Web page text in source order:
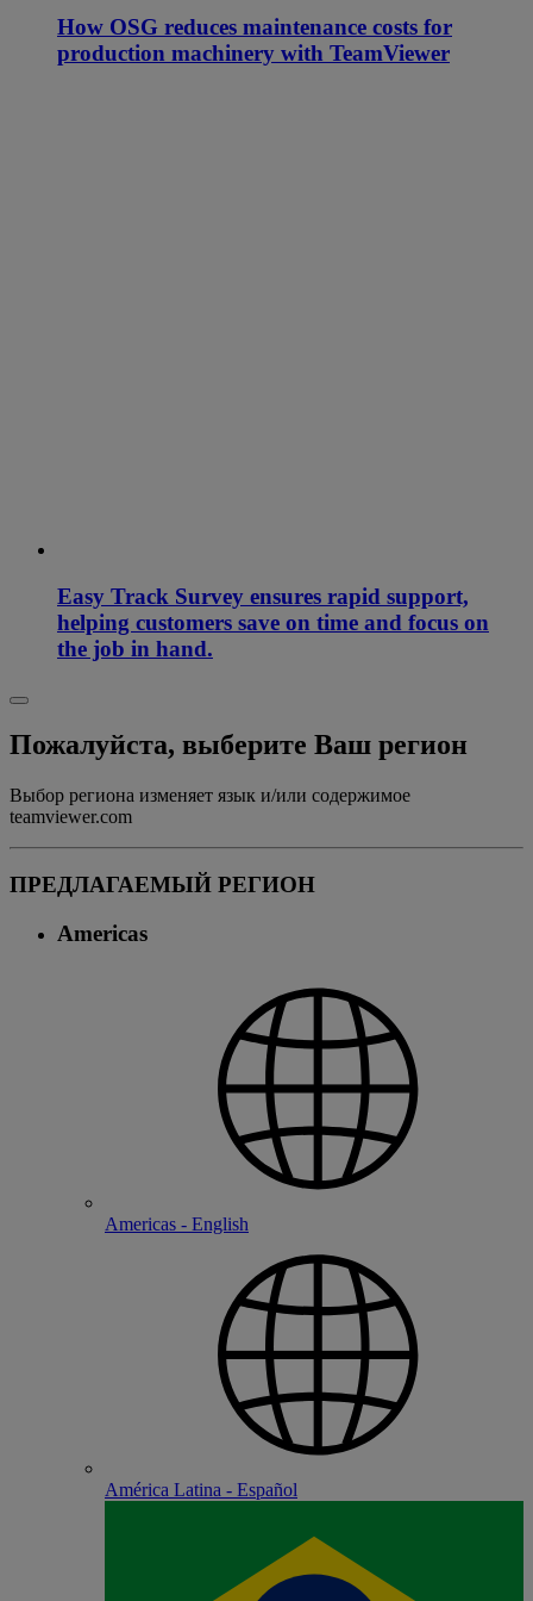
How OSG reduces maintenance costs for
production machinery with TeamViewer
Easy Track Survey ensures rapid support,
helping customers save on time and focus on
the job in hand.
Пожалуйста, выберите Ваш регион
Выбор региона изменяет язык и/или содержимое
teamviewer.com
ПРЕДЛАГАЕМЫЙ РЕГИОН
Americas
Americas - English
América Latina - Español